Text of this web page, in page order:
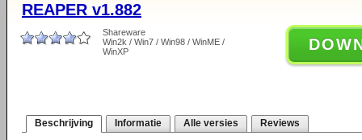
REAPER v1.882
Shareware
Win2k / Win7 / Win98 / WinME /
WinXP
Beschrijving Informatie Alle versies Reviews